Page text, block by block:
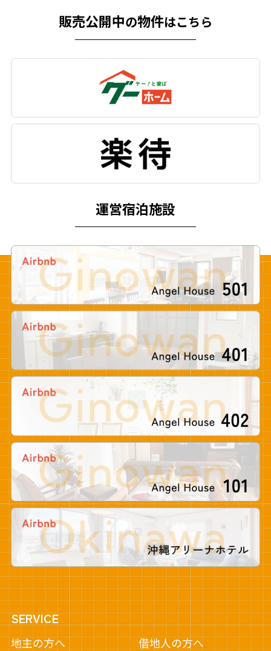
Pure Css Animated
Background
販売公開中の物件はこちら
運営宿泊施設
SERVICE
地主の方へ
借地人の方へ